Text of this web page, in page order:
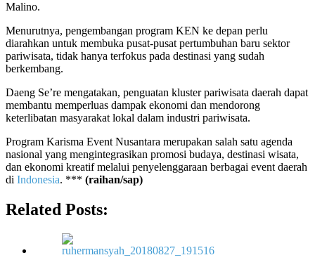
Malino.
Menurutnya, pengembangan program KEN ke depan perlu
diarahkan untuk membuka pusat-pusat pertumbuhan baru sektor
pariwisata, tidak hanya terfokus pada destinasi yang sudah
berkembang.
Daeng Se’re mengatakan, penguatan kluster pariwisata daerah dapat
membantu memperluas dampak ekonomi dan mendorong
keterlibatan masyarakat lokal dalam industri pariwisata.
Program Karisma Event Nusantara merupakan salah satu agenda
nasional yang mengintegrasikan promosi budaya, destinasi wisata,
dan ekonomi kreatif melalui penyelenggaraan berbagai event daerah
di Indonesia. *** (raihan/sap)
Related Posts: